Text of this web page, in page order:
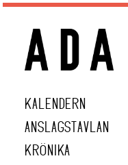
KALENDERN
ANSLAGSTAVLAN
KRÖNIKA